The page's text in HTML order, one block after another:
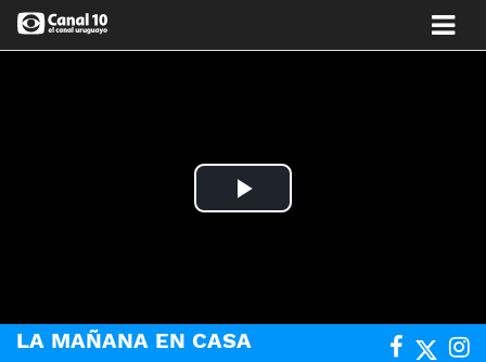
Play
LA MAÑANA EN CASA